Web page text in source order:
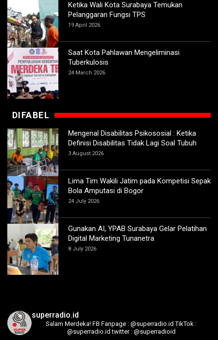
Ketika Wali Kota Surabaya Temukan
Pelanggaran Fungsi TPS
19 April 2026
Saat Kota Pahlawan Mengeliminasi
Tuberkulosis
24 March 2026
DIFABEL
Mengenal Disabilitas Psikososial : Ketika
Definisi Disabilitas Tidak Lagi Soal Tubuh
3 August 2026
Lima Tim Wakili Jatim pada Kompetisi Sepak
Bola Amputasi di Bogor
24 July 2026
Gunakan AI, YPAB Surabaya Gelar Pelatihan
Digital Marketing Tunanetra
8 July 2026
superradio.id
Salam Merdeka! FB Fanpage : @superradio.id TikTok :
@superradio.id twitter : @superradioid